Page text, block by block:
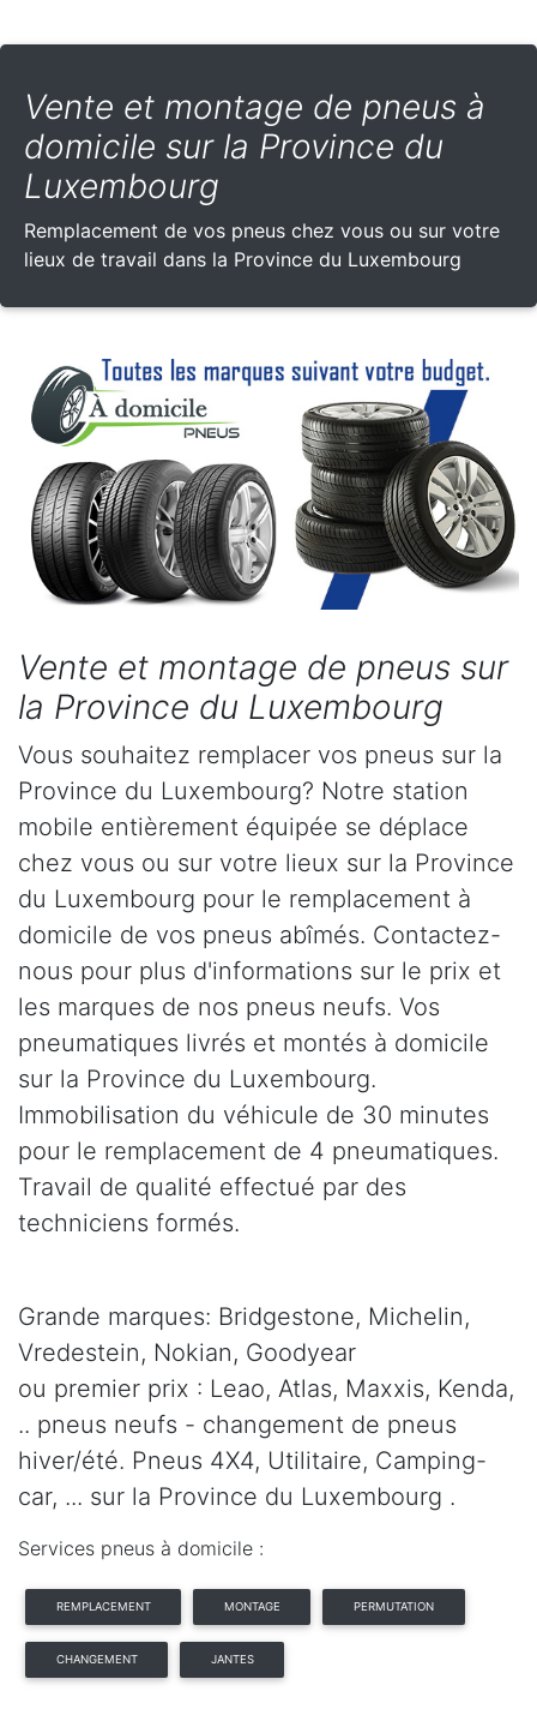
Vente et montage de pneus à
domicile sur la Province du
Luxembourg
Remplacement de vos pneus chez vous ou sur votre
lieux de travail dans la Province du Luxembourg
Vente et montage de pneus sur
la Province du Luxembourg
Vous souhaitez remplacer vos pneus sur la
Province du Luxembourg? Notre station
mobile entièrement équipée se déplace
chez vous ou sur votre lieux sur la Province
du Luxembourg pour le remplacement à
domicile de vos pneus abîmés. Contactez-
nous pour plus d'informations sur le prix et
les marques de nos pneus neufs. Vos
pneumatiques livrés et montés à domicile
sur la Province du Luxembourg.
Immobilisation du véhicule de 30 minutes
pour le remplacement de 4 pneumatiques.
Travail de qualité effectué par des
techniciens formés.
Grande marques: Bridgestone, Michelin,
Vredestein, Nokian, Goodyear
ou premier prix : Leao, Atlas, Maxxis, Kenda,
.. pneus neufs - changement de pneus
hiver/été. Pneus 4X4, Utilitaire, Camping-
car, ... sur la Province du Luxembourg .
Services pneus à domicile :
REMPLACEMENT MONTAGE PERMUTATION
CHANGEMENT JANTES